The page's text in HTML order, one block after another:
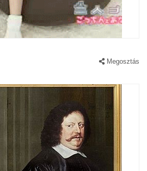
Megosztás